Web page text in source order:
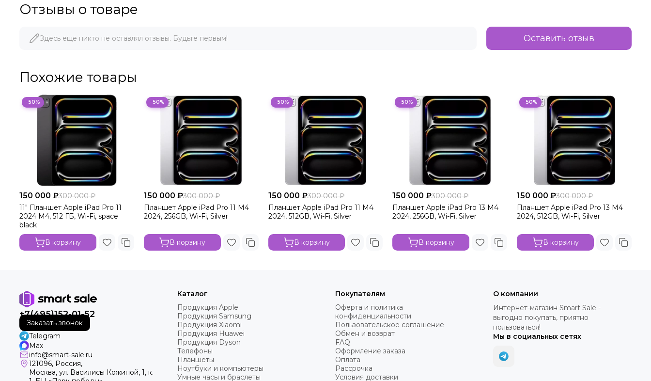
Отзывы о товаре
Здесь еще никто не оставлял отзывы. Будьте первым! Оставить отзыв
Похожие товары
−50%
150 000 ₽300 000 ₽
11" Планшет Apple iPad Pro 11
2024 M4, 512 ГБ, Wi-Fi, space
black
В корзину
−50%
150 000 ₽300 000 ₽
Планшет Apple iPad Pro 11 M4
2024, 256GB, Wi-Fi, Silver
В корзину
−50%
150 000 ₽300 000 ₽
Планшет Apple iPad Pro 11 M4
2024, 512GB, Wi-Fi, Silver
В корзину
−50%
150 000 ₽300 000 ₽
Планшет Apple iPad Pro 13 M4
2024, 256GB, Wi-Fi, Silver
В корзину
−50%
150 000 ₽300 000 ₽
Планшет Apple iPad Pro 13 M4
2024, 512GB, Wi-Fi, Silver
В корзину
+7(495)152-01-52
Заказать звонок
Telegram
Max
info@smart-sale.ru
121096, Россия,
Москва, ул. Василисы Кожиной, 1, к.
Каталог
Продукция Apple
Продукция Samsung
Продукция Xiaomi
Продукция Huawei
Продукция Dyson
Телефоны
Планшеты
Ноутбуки и компьютеры
Умные часы и браслеты
Покупателям
Оферта и политика
конфиденциальности
Пользовательское соглашение
Обмен и возврат
FAQ
Оформление заказа
Оплата
Рассрочка
Условия доставки
О компании
Интернет-магазин Smart Sale -
выгодно покупать, приятно
пользоваться!
Мы в социальных сетях